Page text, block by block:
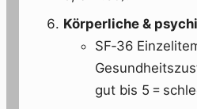
Körperliche &
SF‑36
gut bis 5 =